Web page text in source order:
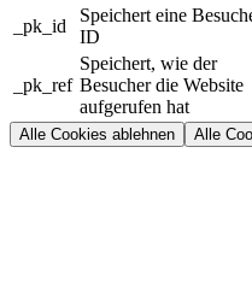
_pk_id
Speichert eine
ID
_pk_ref
Speichert, wie der
Besucher die Website
aufgerufen hat
Alle Cookies ablehnen Alle